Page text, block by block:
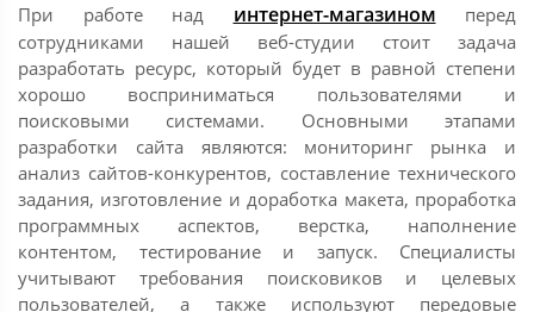
При работе над интернет-магазином перед
сотрудниками нашей веб-студии стоит задача
разработать ресурс, который будет в равной степени
хорошо восприниматься пользователями и
поисковыми системами. Основными этапами
разработки сайта являются: мониторинг рынка и
анализ сайтов-конкурентов, составление технического
задания, изготовление и доработка макета, проработка
программных аспектов, верстка, наполнение
контентом, тестирование и запуск. Специалисты
учитывают требования поисковиков и целевых
пользователей, а также используют передовые